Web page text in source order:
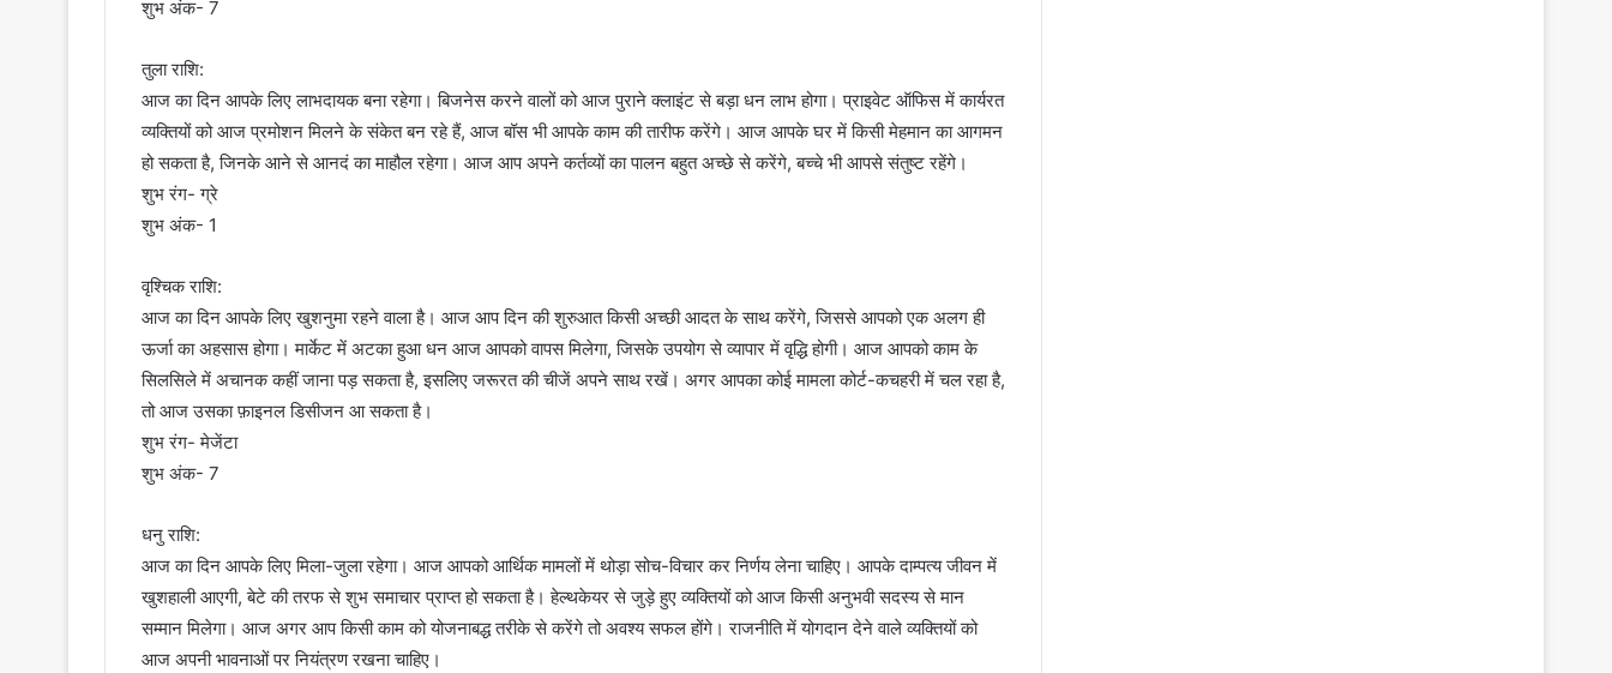
शुभ अंक- 7
तुला राशि:
आज का दिन आपके लिए लाभदायक बना रहेगा। बिजनेस करने वालों को आज पुराने क्लाइंट से बड़ा धन लाभ होगा। प्राइवेट ऑफिस में कार्यरत
व्यक्तियों को आज प्रमोशन मिलने के संकेत बन रहे हैं, आज बॉस भी आपके काम की तारीफ करेंगे। आज आपके घर में किसी मेहमान का आगमन
हो सकता है, जिनके आने से आनदं का माहौल रहेगा। आज आप अपने कर्तव्यों का पालन बहुत अच्छे से करेंगे, बच्चे भी आपसे संतुष्ट रहेंगे।
शुभ रंग- ग्रे
शुभ अंक- 1
वृश्चिक राशि:
आज का दिन आपके लिए खुशनुमा रहने वाला है। आज आप दिन की शुरुआत किसी अच्छी आदत के साथ करेंगे, जिससे आपको एक अलग ही
ऊर्जा का अहसास होगा। मार्केट में अटका हुआ धन आज आपको वापस मिलेगा, जिसके उपयोग से व्यापार में वृद्धि होगी। आज आपको काम के
सिलसिले में अचानक कहीं जाना पड़ सकता है, इसलिए जरूरत की चीजें अपने साथ रखें। अगर आपका कोई मामला कोर्ट-कचहरी में चल रहा है,
तो आज उसका फ़ाइनल डिसीजन आ सकता है।
शुभ रंग- मेजेंटा
शुभ अंक- 7
धनु राशि:
आज का दिन आपके लिए मिला-जुला रहेगा। आज आपको आर्थिक मामलों में थोड़ा सोच-विचार कर निर्णय लेना चाहिए। आपके दाम्पत्य जीवन में
खुशहाली आएगी, बेटे की तरफ से शुभ समाचार प्राप्त हो सकता है। हेल्थकेयर से जुड़े हुए व्यक्तियों को आज किसी अनुभवी सदस्य से मान
सम्मान मिलेगा। आज अगर आप किसी काम को योजनाबद्ध तरीके से करेंगे तो अवश्य सफल होंगे। राजनीति में योगदान देने वाले व्यक्तियों को
आज अपनी भावनाओं पर नियंत्रण रखना चाहिए।